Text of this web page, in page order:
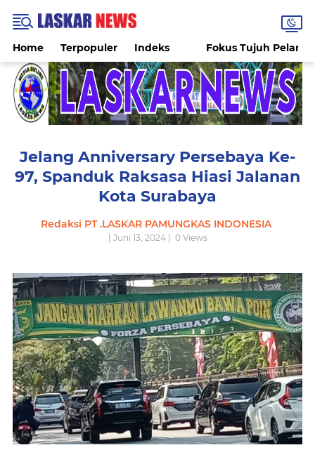
Home Terpopuler Indeks Fokus Tujuh
Jelang Anniversary Persebaya Ke-
97, Spanduk Raksasa Hiasi Jalanan
Kota Surabaya
Redaksi PT .LASKAR PAMUNGKAS INDONESIA
| Juni 13, 2024 | 0Views